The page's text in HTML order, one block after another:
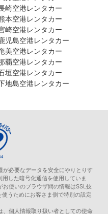
崎空港レンタカー
本空港レンタカー
崎空港レンタカー
児島空港レンタカー
美空港レンタカー
覇空港レンタカー
垣空港レンタカー
地島空港レンタカー
必要なデータを安全にやりとりす
した暗号化通信を使用していま
使いのブラウザ間の情報はSSL技
うためにお客さま側で特別の設定
、個人情報取り扱い者としての使命